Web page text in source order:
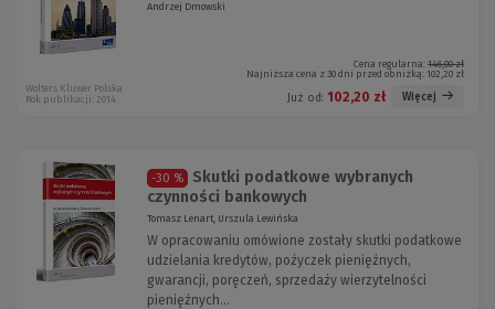
Andrzej Dmowski
Cena regularna: 146,00 zł
Najniższa cena z 30 dni przed obniżką: 102,20 zł
Już od: 102,20 zł Więcej
Wolters Kluwer Polska
Rok publikacji: 2014
-30 %
Skutki podatkowe wybranych
czynności bankowych
Tomasz Lenart, Urszula Lewińska
W opracowaniu omówione zostały skutki podatkowe
udzielania kredytów, pożyczek pieniężnych,
gwarancji, poręczeń, sprzedaży wierzytelności
pieniężnych...